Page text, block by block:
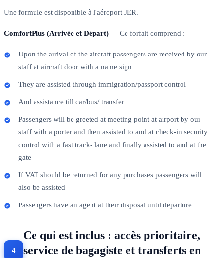
Une formule est disponible à l'aéroport JER.
ComfortPlus (Arrivée et Départ) — Ce forfait comprend :
Upon the arrival of the aircraft passengers are received by our
staff at aircraft door with a name sign
They are assisted through immigration/passport control
And assistance till car/bus/ transfer
Passengers will be greeted at meeting point at airport by our
staff with a porter and then assisted to and at check-in security
control with a fast track- lane and finally assisted to and at the
gate
If VAT should be returned for any purchases passengers will
also be assisted
Passengers have an agent at their disposal until departure
Ce qui est inclus : accès prioritaire,
service de bagagiste et transferts en